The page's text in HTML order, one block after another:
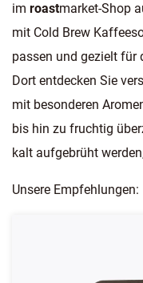
im roastmarket-Shop
mit Cold Brew
passen und gezielt für
Dort entdecken Sie
mit besonderen
bis hin zu fruchtig
kalt aufgebrüht
Unsere Empfehlungen: